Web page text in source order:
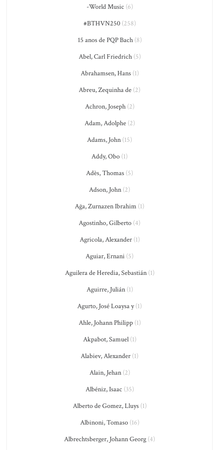
-World Music (6)
#BTHVN250(258)
15 anos de PQP Bach(8)
Abel, Carl Friedrich(5)
Abrahamsen, Hans(1)
Abreu, Zequinha de (2)
Achron, Joseph(2)
Adam, Adolphe(2)
Adams, John (15)
Addy, Obo (1)
Adès, Thomas (5)
Adson, John (2)
Ağa, Zurnazen Ibrahim (1)
Agostinho, Gilberto (4)
Agricola, Alexander(1)
Aguiar, Ernani (5)
Aguilera de Heredia, Sebastián(1)
Aguirre, Julián(1)
Agurto, José Loaysa y(1)
Ahle, Johann Philipp(1)
Akpabot, Samuel(1)
Alabiev, Alexander (1)
Alain, Jehan(2)
Albéniz, Isaac (35)
Alberto de Gomez, Lluys(1)
Albinoni, Tomaso(16)
Albrechtsberger, Johann Georg (4)